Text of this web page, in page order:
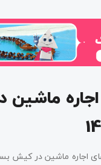
قیمت‌های اجاره ماشین در